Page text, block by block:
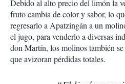
Debido al alto precio del limón la
fruto cambia de color y sabor, lo
regresarlo a Apatzingán a un
el jugo, para venderlo a diversas
don Martín, los molinos también
que avizoran pérdidas totales.